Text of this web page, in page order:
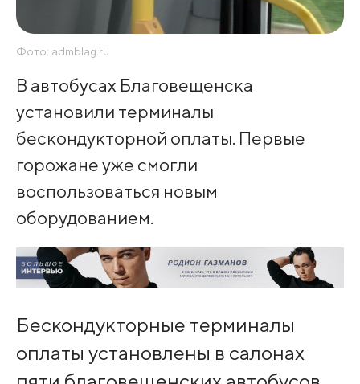
Фото: admblag.ru
В автобусах Благовещенска
установили терминалы
бескондукторной оплаты. Первые
горожане уже смогли
воспользоваться новым
оборудованием.
Бескондукторные терминалы
оплаты установлены в салонах